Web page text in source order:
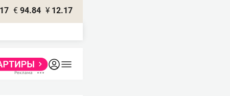
€ 94.84 ¥ 12.17